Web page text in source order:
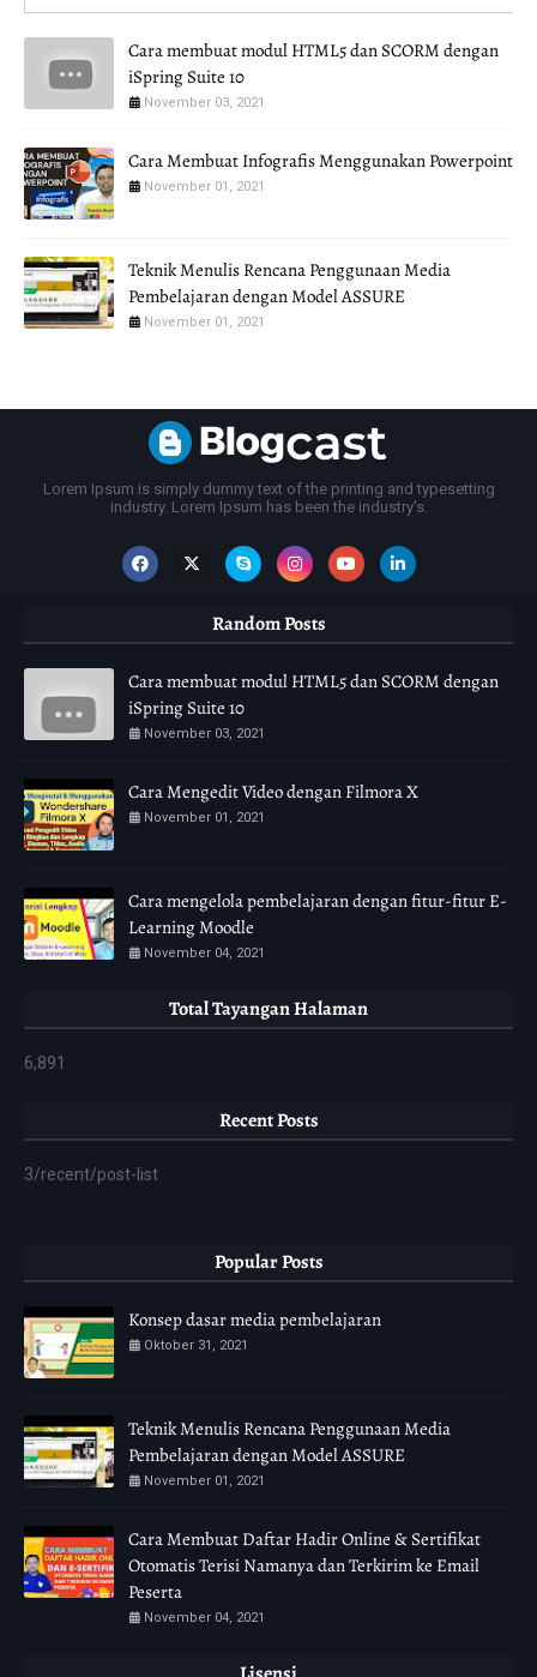
Cara membuat modul HTML5 dan SCORM dengan
iSpring Suite 10
November 03, 2021
Cara Membuat Infografis Menggunakan Powerpoint
November 01, 2021
Teknik Menulis Rencana Penggunaan Media
Pembelajaran dengan Model ASSURE
November 01, 2021
Lorem Ipsum is simply dummy text of the printing and typesetting
industry. Lorem Ipsum has been the industry's.
Random Posts
Cara membuat modul HTML5 dan SCORM dengan
iSpring Suite 10
November 03, 2021
Cara Mengedit Video dengan Filmora X
November 01, 2021
Cara mengelola pembelajaran dengan fitur-fitur E-
Learning Moodle
November 04, 2021
Total Tayangan Halaman
6,891
Recent Posts
3/recent/post-list
Popular Posts
Konsep dasar media pembelajaran
Oktober 31, 2021
Teknik Menulis Rencana Penggunaan Media
Pembelajaran dengan Model ASSURE
November 01, 2021
Cara Membuat Daftar Hadir Online & Sertifikat
Otomatis Terisi Namanya dan Terkirim ke Email
Peserta
November 04, 2021